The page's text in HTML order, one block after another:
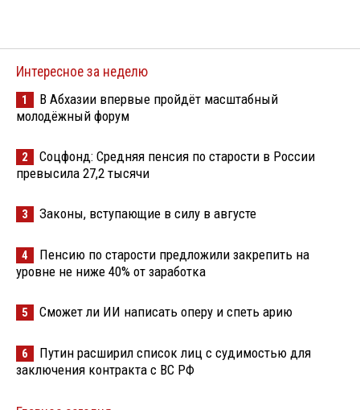
Интересное за неделю
1
В Абхазии впервые пройдёт масштабный
молодёжный форум
2
Соцфонд: Средняя пенсия по старости в России
превысила 27,2 тысячи
3 Законы, вступающие в силу в августе
4
Пенсию по старости предложили закрепить на
уровне не ниже 40% от заработка
5 Сможет ли ИИ написать оперу и спеть арию
6
Путин расширил список лиц с судимостью для
заключения контракта с ВС РФ